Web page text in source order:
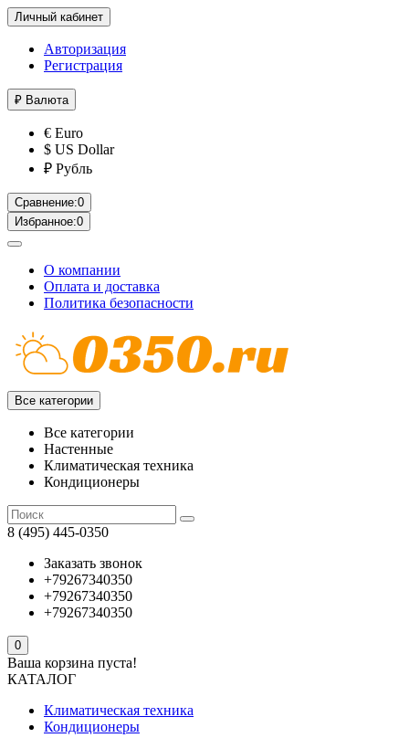
Личный кабинет
Авторизация
Регистрация
₽ Валюта
€ Euro
$ US Dollar
₽ Рубль
Сравнение:0
Избранное:0
О компании
Оплата и доставка
Политика безопасности
Все категории
Все категории
Настенные
Климатическая техника
Кондиционеры
8 (495) 445-0350
Заказать звонок
+79267340350
+79267340350
+79267340350
0
Ваша корзина пуста!
КАТАЛОГ
Климатическая техника
Кондиционеры